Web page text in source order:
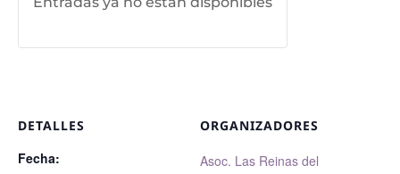
DETALLES
Fecha:
ORGANIZADORES
Asoc. Las Reinas del